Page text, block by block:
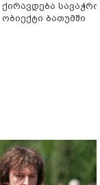
ქირავდება სავაჭრო
ობიექტი ბათუმში